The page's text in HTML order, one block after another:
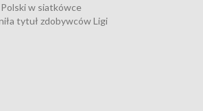
w siatkówce
tytuł zdobywców Ligi